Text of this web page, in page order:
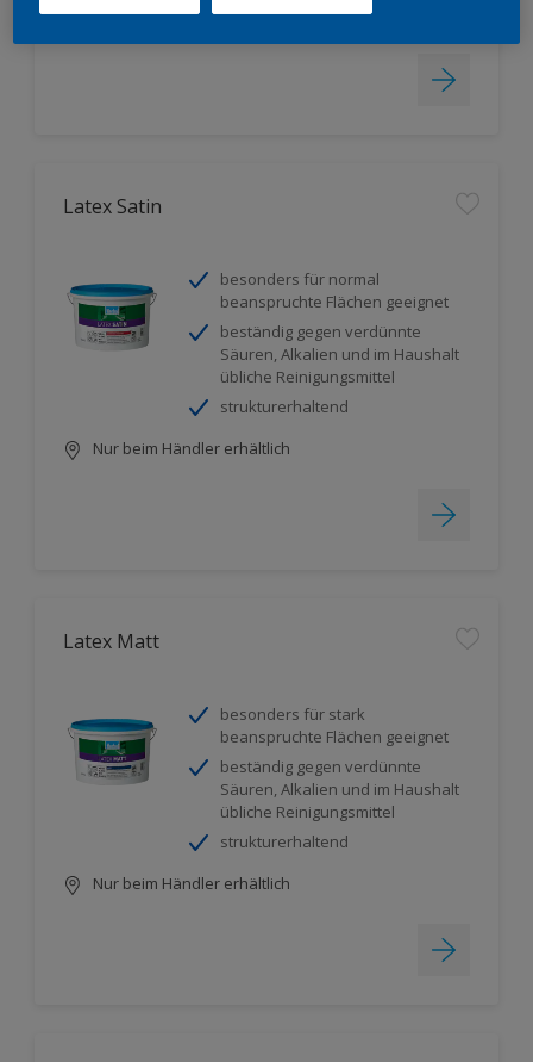
Nur beim Händler erhältlich
Latex Satin
besonders für normal
beanspruchte Flächen geeignet
beständig gegen verdünnte
Säuren, Alkalien und im Haushalt
übliche Reinigungsmittel
strukturerhaltend
Nur beim Händler erhältlich
Latex Matt
besonders für stark
beanspruchte Flächen geeignet
beständig gegen verdünnte
Säuren, Alkalien und im Haushalt
übliche Reinigungsmittel
strukturerhaltend
Nur beim Händler erhältlich